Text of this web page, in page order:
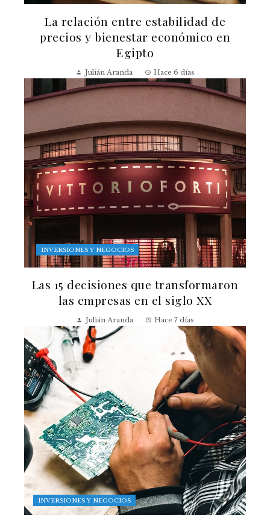
La relación entre estabilidad de
precios y bienestar económico en
Egipto
Julián Aranda Hace 6 días
INVERSIONES Y NEGOCIOS
Las 15 decisiones que transformaron
las empresas en el siglo XX
Julián Aranda Hace 7 días
INVERSIONES Y NEGOCIOS